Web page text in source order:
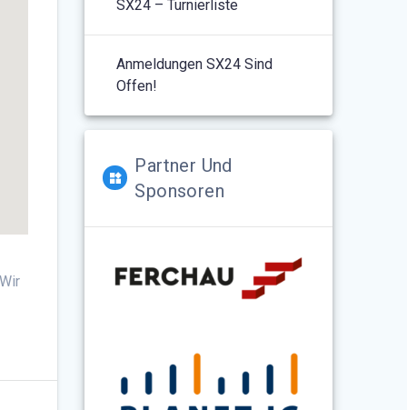
SX24 – Turnierliste
Anmeldungen SX24 Sind
Offen!
Partner Und
Sponsoren